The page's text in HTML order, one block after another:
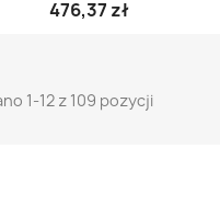
476,37 zł
1-12 z 109 pozycji